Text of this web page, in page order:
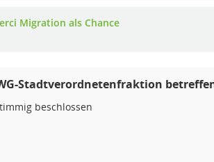
Migration als Chance
Stadtverordnetenfraktion
beschlossen